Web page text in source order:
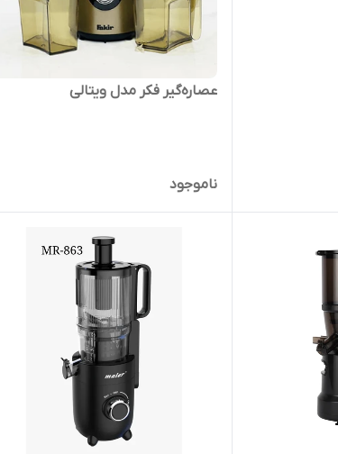
عصاره‌گیر فکر مدل ویتالی
ناموجود